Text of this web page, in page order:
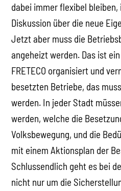
dabei immer flexibel bleiben,
Diskussion über die neue
Jetzt aber muss die
angeheizt werden. Das ist
FRETECO organisiert und
besetzten Betriebe, das
werden. In jeder Stadt
werden, welche die
Volksbewegung, und die
mit einem Aktionsplan der
Schlussendlich geht es bei
nicht nur um die